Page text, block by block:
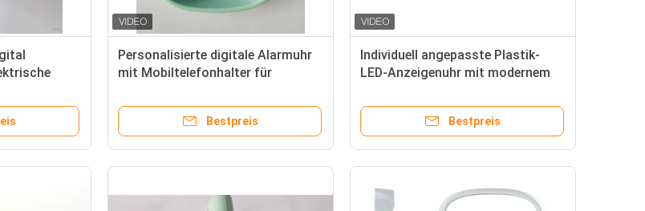
Personalisierte digitale Alarmuhr
mit Mobiltelefonhalter für
Bestpreis
Individuell angepasste Plastik-
LED-Anzeigenuhr mit modernem
Bestpreis